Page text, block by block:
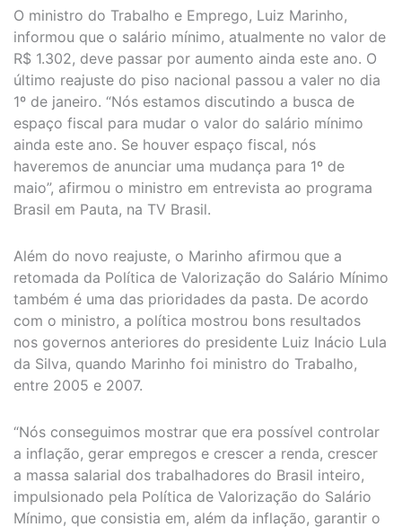
O ministro do Trabalho e Emprego, Luiz Marinho,
informou que o salário mínimo, atualmente no valor de
R$ 1.302, deve passar por aumento ainda este ano. O
último reajuste do piso nacional passou a valer no dia
1º de janeiro. “Nós estamos discutindo a busca de
espaço fiscal para mudar o valor do salário mínimo
ainda este ano. Se houver espaço fiscal, nós
haveremos de anunciar uma mudança para 1º de
maio”, afirmou o ministro em entrevista ao programa
Brasil em Pauta, na TV Brasil.
Além do novo reajuste, o Marinho afirmou que a
retomada da Política de Valorização do Salário Mínimo
também é uma das prioridades da pasta. De acordo
com o ministro, a política mostrou bons resultados
nos governos anteriores do presidente Luiz Inácio Lula
da Silva, quando Marinho foi ministro do Trabalho,
entre 2005 e 2007.
“Nós conseguimos mostrar que era possível controlar
a inflação, gerar empregos e crescer a renda, crescer
a massa salarial dos trabalhadores do Brasil inteiro,
impulsionado pela Política de Valorização do Salário
Mínimo, que consistia em, além da inflação, garantir o